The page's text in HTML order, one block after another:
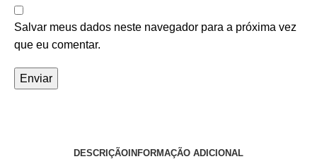
Salvar meus dados neste navegador para a próxima vez
que eu comentar.
DESCRIÇÃOINFORMAÇÃO ADICIONAL